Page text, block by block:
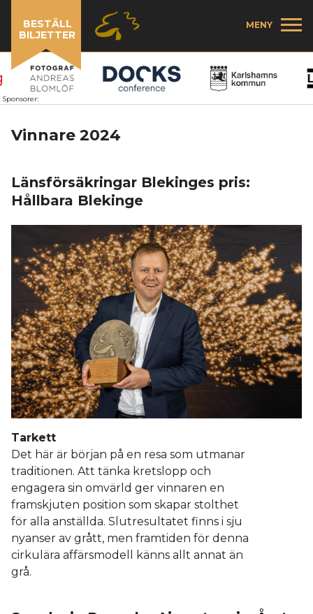
BESTÄLL
BILJETTER
MENY
Sponsorer:
Vinnare 2024
Länsförsäkringar Blekinges pris:
Hållbara Blekinge
Tarkett
Det här är början på en resa som utmanar
traditionen. Att tänka kretslopp och
engagera sin omvärld ger vinnaren en
framskjuten position som skapar stolthet
för alla anställda. Slutresultatet finns i sju
nyanser av grått, men framtiden för denna
cirkulära affärsmodell känns allt annat än
grå.